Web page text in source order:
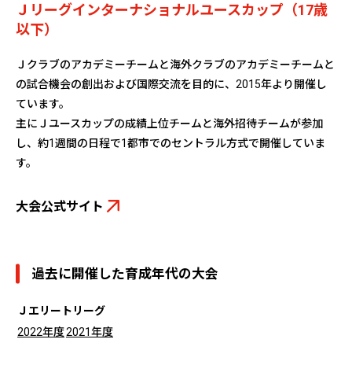
Ｊリーグインターナショナルユースカップ（17歳
以下）
Ｊクラブのアカデミーチームと海外クラブのアカデミーチームと
の試合機会の創出および国際交流を目的に、2015年より開催し
ています。
主にＪユースカップの成績上位チームと海外招待チームが参加
し、約1週間の日程で1都市でのセントラル方式で開催していま
す。
大会公式サイト
過去に開催した育成年代の大会
Ｊエリートリーグ
2022年度2021年度